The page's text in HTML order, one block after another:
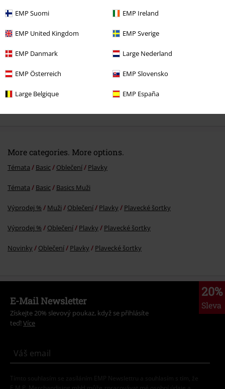
EMP Suomi EMP Ireland
EMP United Kingdom EMP Sverige
EMP Danmark Large Nederland
EMP Österreich EMP Slovensko
Large Belgique EMP España
SLEVA 68%
More categories. More options.
Témata Basic Oblečení Plavky
Témata Basic Basics Muži
Výprodej % Muži Oblečení Plavky Plavecké šortky
Výprodej % Oblečení Plavky Plavecké šortky
Novinky Oblečení Plavky Plavecké šortky
20%
Sleva
E-Mail Newsletter
Získejte 20% slevový poukaz, když se přihlásíte
teď! Více
Tímto souhlasím se zasíláním EMP Newslettru a souhlasím s tím, že